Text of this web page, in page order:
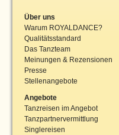
Über uns
Warum ROYALDANCE?
Qualitätsstandard
Das Tanzteam
Meinungen & Rezensionen
Presse
Stellenangebote
Angebote
Tanzreisen im Angebot
Tanzpartnervermittlung
Singlereisen